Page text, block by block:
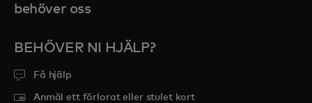
behöver oss
BEHÖVER NI HJÄLP?
Få hjälp
Anmäl ett förlorat eller stulet kort